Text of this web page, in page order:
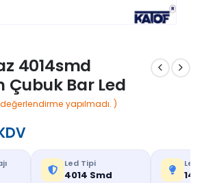
4014smd
Bar Led
yapılmadı. )
Led Tipi
4014 Smd
Led
144